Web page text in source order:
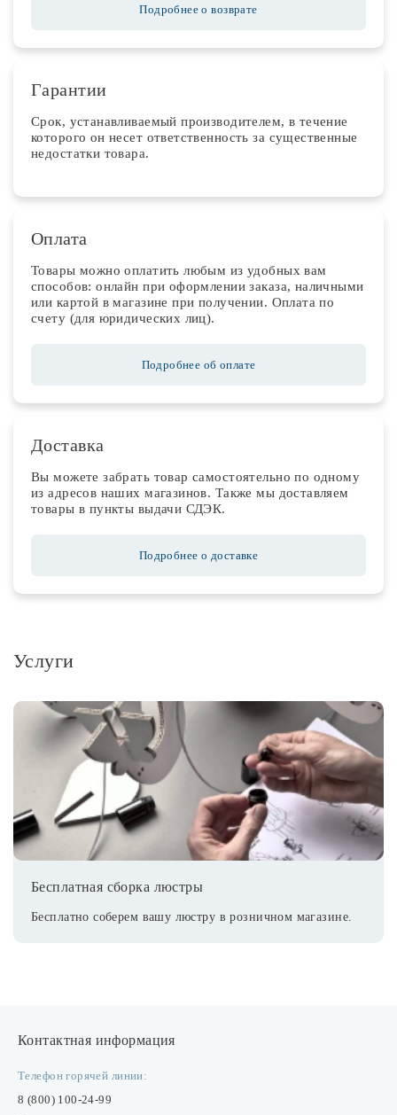
Подробнее о возврате
Гарантии
Срок, устанавливаемый производителем, в течение
которого он несет ответственность за существенные
недостатки товара.
Оплата
Товары можно оплатить любым из удобных вам
способов: онлайн при оформлении заказа, наличными
или картой в магазине при получении. Оплата по
счету (для юридических лиц).
Подробнее об оплате
Доставка
Вы можете забрать товар самостоятельно по одному
из адресов наших магазинов. Также мы доставляем
товары в пункты выдачи СДЭК.
Подробнее о доставке
Услуги
Бесплатная сборка люстры
Бесплатно соберем вашу люстру в розничном магазине.
Контактная информация
Телефон горячей линии:
8 (800) 100-24-99